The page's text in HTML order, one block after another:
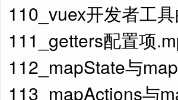
110_vuex开发者工
111_getters配置项
112_mapState与
113_mapActions与